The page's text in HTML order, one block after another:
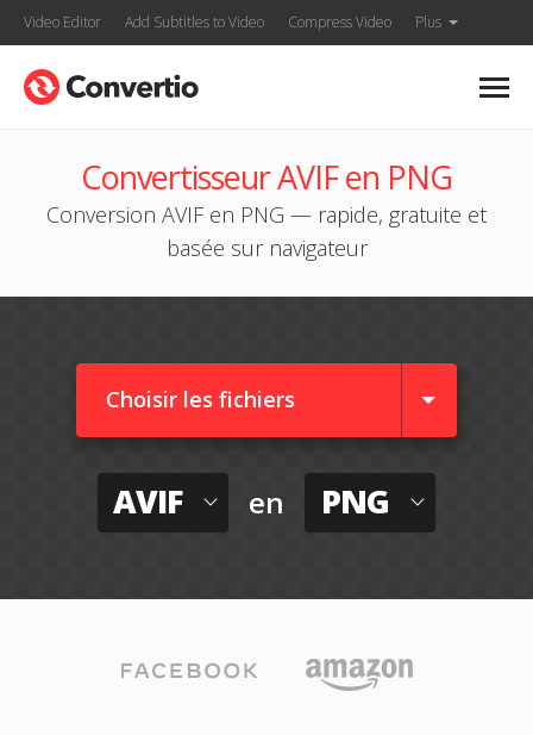
Video Editor Add Subtitles to Video Compress Video Plus
Convertisseur AVIF en PNG
Conversion AVIF en PNG — rapide, gratuite et
basée sur navigateur
Choisir les fichiers
AVIF en PNG